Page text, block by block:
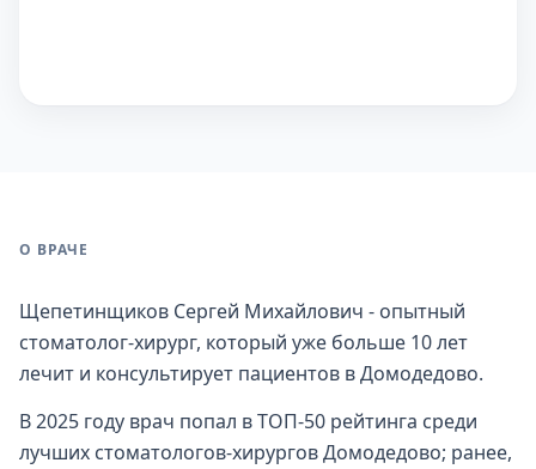
О ВРАЧЕ
Щепетинщиков Сергей Михайлович - опытный
стоматолог-хирург, который уже больше 10 лет
лечит и консультирует пациентов в Домодедово.
В 2025 году врач попал в ТОП-50 рейтинга среди
лучших стоматологов-хирургов Домодедово; ранее,